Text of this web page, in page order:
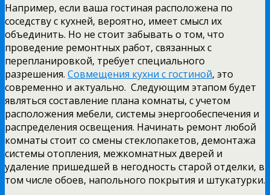
Например, если ваша гостиная расположена по
соседству с кухней, вероятно, имеет смысл их
объединить. Но не стоит забывать о том, что
проведение ремонтных работ, связанных с
перепланировкой, требует специального
разрешения. Совмещения кухни с гостиной, это
современно и актуально. Следующим этапом будет
являться составление плана комнаты, с учетом
расположения мебели, системы энергообеспечения и
распределения освещения. Начинать ремонт любой
комнаты стоит со смены стеклопакетов, демонтажа
системы отопления, межкомнатных дверей и
удаление пришедшей в негодность старой отделки, в
том числе обоев, напольного покрытия и штукатурки.